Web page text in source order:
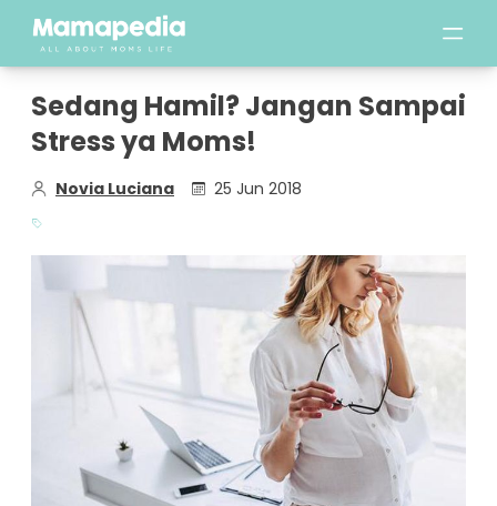
Sedang Hamil? Jangan Sampai
Stress ya Moms!
Novia Luciana 25 Jun 2018